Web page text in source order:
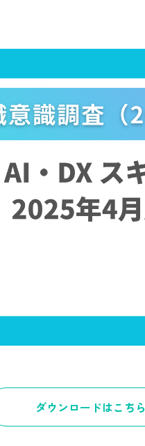
ダウンロードはこちら